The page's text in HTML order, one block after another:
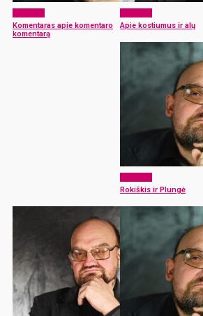
Komentaras apie komentaro
komentarą
Apie kostiumus ir alų
Rokiškis ir Plungė